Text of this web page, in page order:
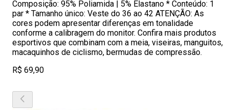
Composição: 95% Poliamida | 5% Elastano * Conteúdo: 1
par * Tamanho único: Veste do 36 ao 42 ATENÇÃO: As
cores podem apresentar diferenças em tonalidade
conforme a calibragem do monitor. Confira mais produtos
esportivos que combinam com a meia, viseiras, manguitos,
macaquinhos de ciclismo, bermudas de compressão.
R$ 69,90